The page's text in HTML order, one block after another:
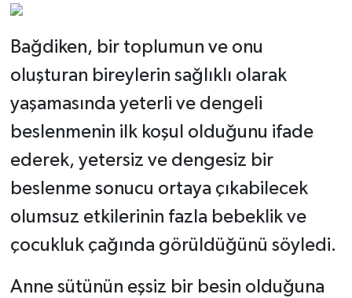
Bağdiken, bir toplumun ve onu
oluşturan bireylerin sağlıklı olarak
yaşamasında yeterli ve dengeli
beslenmenin ilk koşul olduğunu ifade
ederek, yetersiz ve dengesiz bir
beslenme sonucu ortaya çıkabilecek
olumsuz etkilerinin fazla bebeklik ve
çocukluk çağında görüldüğünü söyledi.
Anne sütünün eşsiz bir besin olduğuna